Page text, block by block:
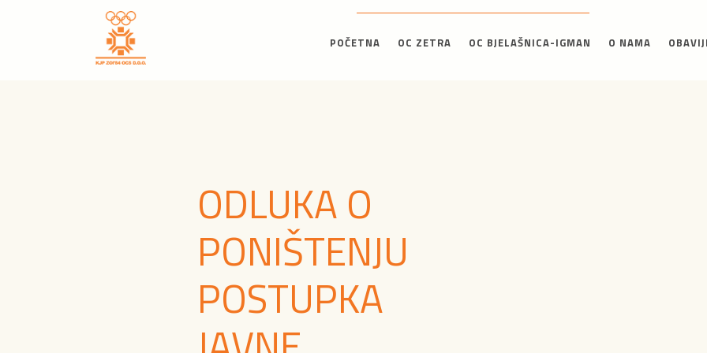
POČETNA OC ZETRA OC BJELAŠNICA-IGMAN O NAMA
ODLUKA O
PONIŠTENJU
POSTUPKA